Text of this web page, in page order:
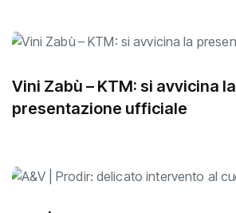
Vini Zabù – KTM: si avvicina la
presentazione ufficiale